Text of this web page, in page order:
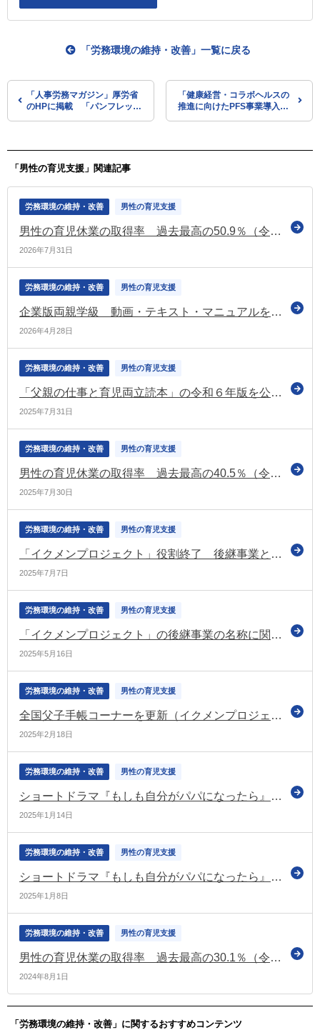
「人事労務マガジン」厚労省
のHPに掲載 「パンフレット
「労務環境の維持・改善」一覧に戻る
「健康経営・コラボヘルスの
推進に向けたPFS事業導入促
「男性の育児支援」関連記事
労務環境の維持・改善 男性の育児支援
男性の育児休業の取得率 過去最高の50.9％（令和7年度雇用均等基本調査）
2026年7月31日
労務環境の維持・改善 男性の育児支援
企業版両親学級 動画・テキスト・マニュアルをご活用ください（トモイクプロジェクト）
2026年4月28日
労務環境の維持・改善 男性の育児支援
「父親の仕事と育児両立読本」の令和６年版を公表（厚労省）
2025年7月31日
労務環境の維持・改善 男性の育児支援
男性の育児休業の取得率 過去最高の40.5％（令和6年度雇用均等基本調査）
2025年7月30日
労務環境の維持・改善 男性の育児支援
「イクメンプロジェクト」役割終了 後継事業として「共育（トモイク）プロジェクト」を開始（厚労省）
2025年7月7日
労務環境の維持・改善 男性の育児支援
「イクメンプロジェクト」の後継事業の名称に関する意見募集を開始（厚労省）
2025年5月16日
労務環境の維持・改善 男性の育児支援
全国父子手帳コーナーを更新（イクメンプロジェクト）
2025年2月18日
労務環境の維持・改善 男性の育児支援
ショートドラマ『もしも自分がパパになったら』第二弾・第三弾を公開（イクメンプロジェクト）
2025年1月14日
労務環境の維持・改善 男性の育児支援
ショートドラマ『もしも自分がパパになったら』第一弾を公開（イクメンプロジェクト）
2025年1月8日
労務環境の維持・改善 男性の育児支援
男性の育児休業の取得率 過去最高の30.1％（令和5年度雇用均等基本調査）
2024年8月1日
「労務環境の維持・改善」に関するおすすめコンテンツ